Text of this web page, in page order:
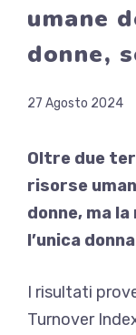
umane
donne,
27 Agosto 2024
Oltre due
risorse
donne, ma
l’unica
I risultati
Turnover